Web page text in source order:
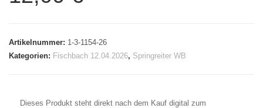
Artikelnummer: 1-3-1154-26
Kategorien: Fischbach 12.04.2026, Springreiter WB
Dieses Produkt steht direkt nach dem Kauf digital zum